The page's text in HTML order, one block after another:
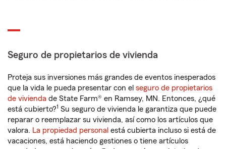
Seguro de propietarios de vivienda
Proteja sus inversiones más grandes de eventos inesperados
que la vida le pueda presentar con el seguro de propietarios
de vivienda de State Farm® en Ramsey, MN. Entonces, ¿qué
está cubierto?1 Su seguro de vivienda le garantiza que puede
reparar o reemplazar su vivienda, así como los artículos que
valora. La propiedad personal está cubierta incluso si está de
vacaciones, está haciendo gestiones o tiene artículos